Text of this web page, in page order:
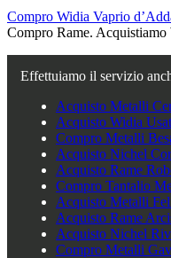
Compro Widia Vaprio
Compro Rame.
Effettuiamo il servizio
Acquisto Metalli
Acquisto Widia
Compro Metalli
Acquisto Nichel
Acquisto Rame
Compro Tantalio
Acquisto Metalli
Acquisto Rame
Acquisto Nichel
Compro Metalli